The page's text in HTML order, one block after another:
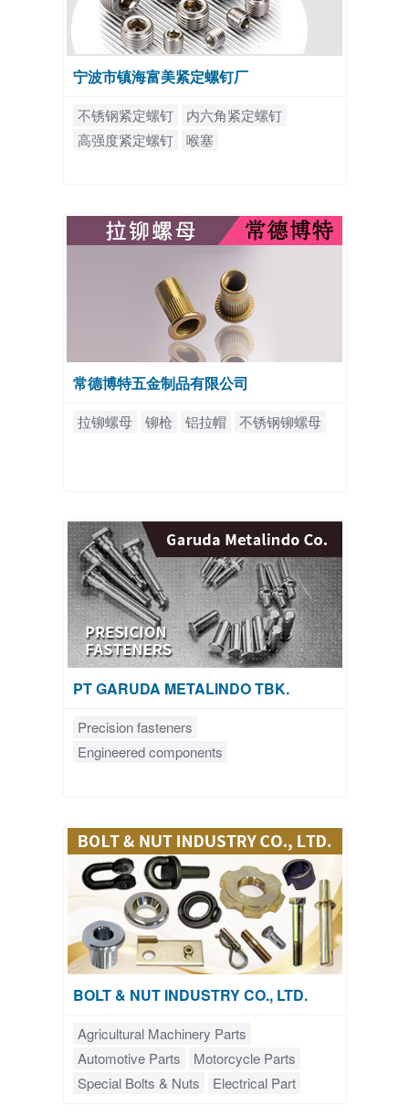
宁波市镇海富美紧定螺钉厂
不锈钢紧定螺钉
内六角紧定螺钉
高强度紧定螺钉
喉塞
常德博特五金制品有限公司
拉铆螺母 铆枪 铝拉帽 不锈钢铆螺母
PT GARUDA METALINDO TBK.
Precision fasteners
Engineered components
BOLT & NUT INDUSTRY CO., LTD.
Agricultural Machinery Parts
Automotive Parts
Motorcycle Parts
Special Bolts & Nuts
Electrical Part